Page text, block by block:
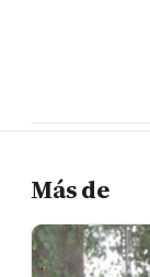
Más de